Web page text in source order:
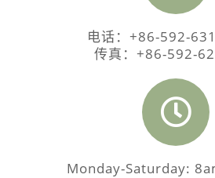
电话：+86-592-
传真：+86-592-
Monday-Saturday: